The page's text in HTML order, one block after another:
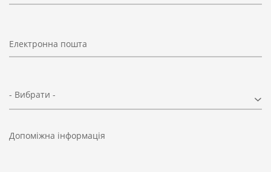
Електронна пошта
- Вибрати -
Допоміжна інформація